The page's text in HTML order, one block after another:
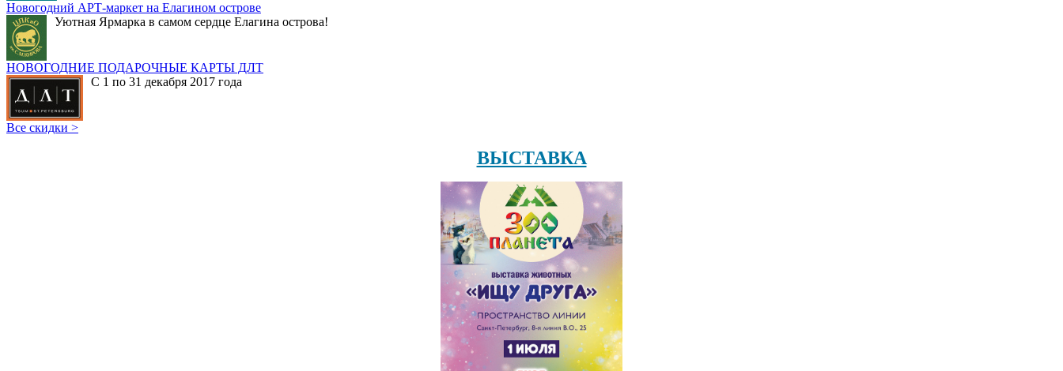
Новогодний АРТ-маркет на Елагином острове
Уютная Ярмарка в самом сердце Елагина острова!
НОВОГОДНИЕ ПОДАРОЧНЫЕ КАРТЫ ДЛТ
С 1 по 31 декабря 2017 года
Все скидки >
ВЫСТАВКА